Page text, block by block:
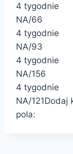
4 tygodnie
NA/66
4 tygodnie
NA/93
4 tygodnie
NA/156
4 tygodnie
NA/121Dodaj
pola: